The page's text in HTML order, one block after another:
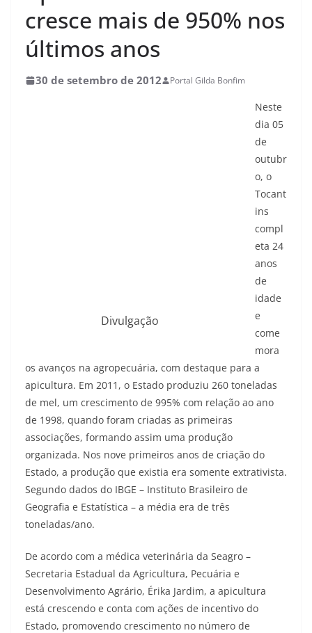
cresce mais de 950% nos
últimos anos
30 de setembro de 2012 Portal Gilda Bonfim
Divulgação
Neste
dia 05
de
outubr
o, o
Tocant
ins
compl
eta 24
anos
de
idade
e
come
mora
os avanços na agropecuária, com destaque para a
apicultura. Em 2011, o Estado produziu 260 toneladas
de mel, um crescimento de 995% com relação ao ano
de 1998, quando foram criadas as primeiras
associações, formando assim uma produção
organizada. Nos nove primeiros anos de criação do
Estado, a produção que existia era somente extrativista.
Segundo dados do IBGE – Instituto Brasileiro de
Geografia e Estatística – a média era de três
toneladas/ano.
De acordo com a médica veterinária da Seagro –
Secretaria Estadual da Agricultura, Pecuária e
Desenvolvimento Agrário, Érika Jardim, a apicultura
está crescendo e conta com ações de incentivo do
Estado, promovendo crescimento no número de